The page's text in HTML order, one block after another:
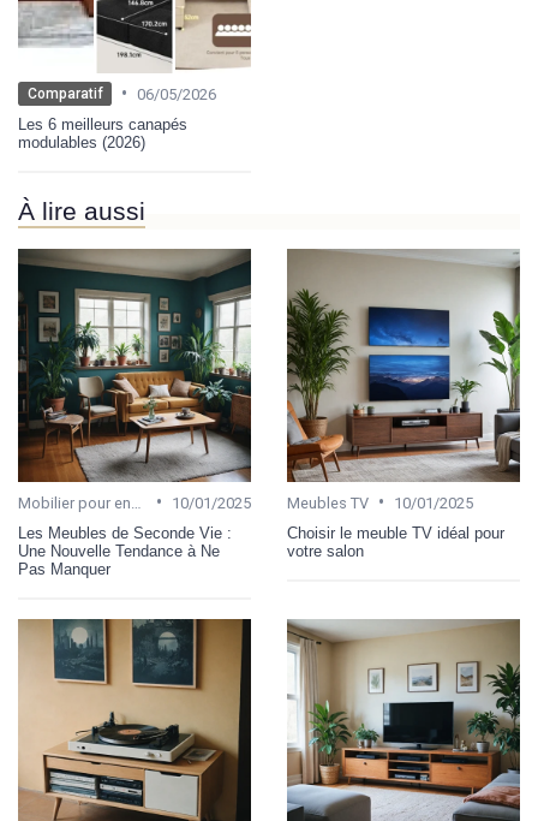
Comparatif • 06/05/2026
Les 6 meilleurs canapés
modulables (2026)
À lire aussi
•
10/01/2025
Les Meubles de Seconde Vie :
Une Nouvelle Tendance à Ne
Pas Manquer
Meubles TV •
10/01/2025
Choisir le meuble TV idéal pour
votre salon